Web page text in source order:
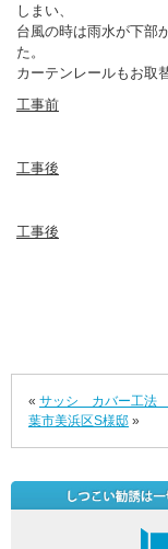
しまい、
台風の時は雨水が下部
た。
カーテンレールもお取
工事前
工事後
工事後
« サッシ カバー工法
葉市美浜区S様邸 »